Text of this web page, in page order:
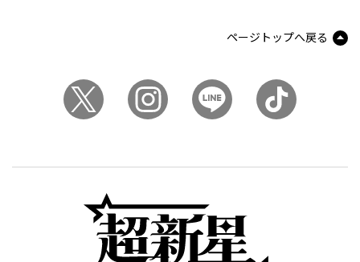
ページトップへ戻る